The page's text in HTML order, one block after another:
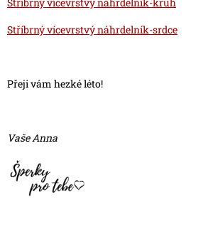
Stříbrný vícevrstvý náhrdelník-kruh
Stříbrný vícevrstvý náhrdelník-srdce
Přeji vám hezké léto!
Vaše Anna